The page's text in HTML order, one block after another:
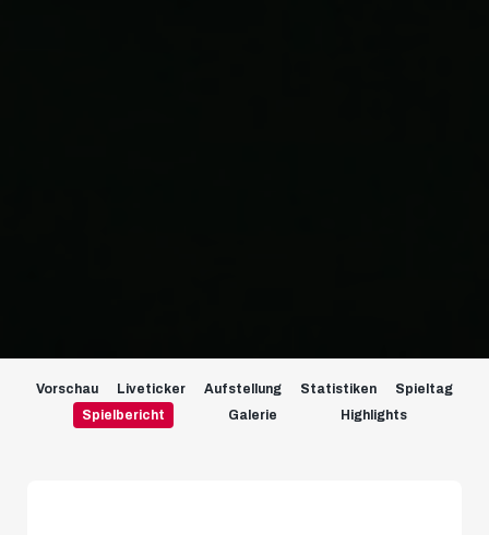
Vorschau Liveticker Aufstellung Statistiken
Spieltag
Spielbericht
Galerie Highlights